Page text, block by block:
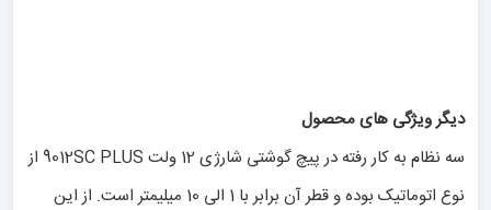
دیگر ویژگی های محصول
سه نظام به کار رفته در پیچ گوشتی شارژی 12 ولت 9012SC PLUS از
نوع اتوماتیک بوده و قطر آن برابر با 1 الی 10 میلیمتر است. از این